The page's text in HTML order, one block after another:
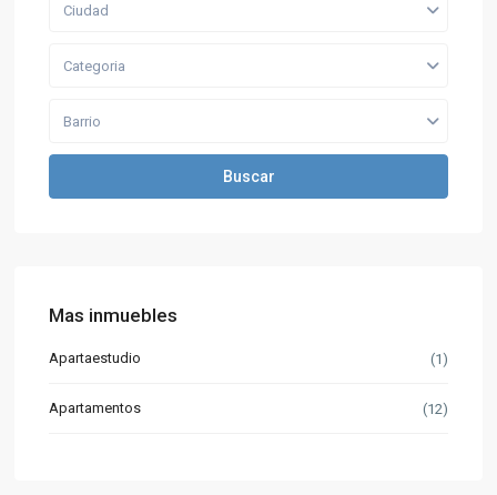
Ciudad
Categoria
Barrio
Buscar
Mas inmuebles
Apartaestudio (1)
Apartamentos (12)